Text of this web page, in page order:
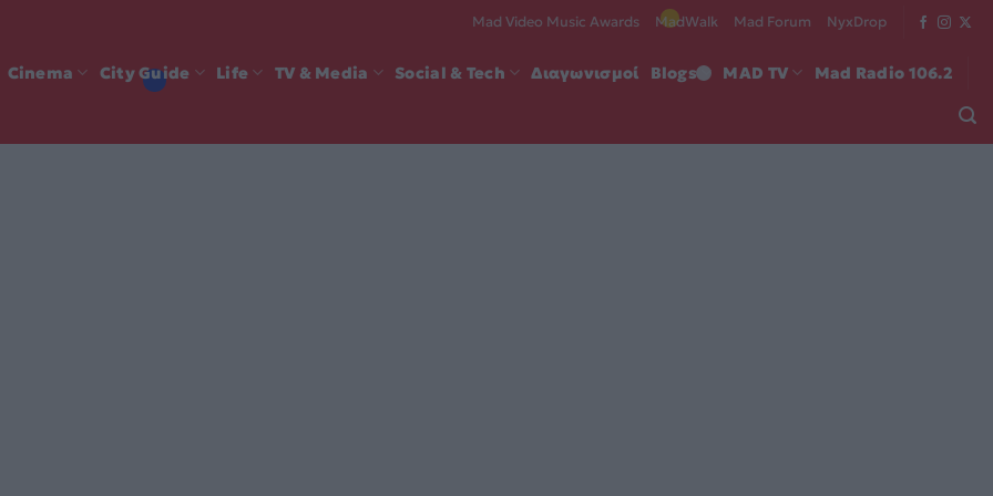
Mad Video Music Awards MadWalk Mad Forum NyxDrop
Cinema City Guide Life TV & Media Social & Tech Διαγωνισμοί Blogs MAD TV Mad Radio 106.2